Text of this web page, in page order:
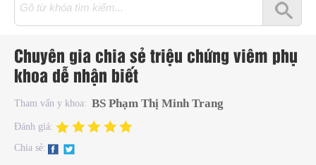
Chuyên gia chia sẻ triệu chứng viêm phụ
khoa dễ nhận biết
Tham vấn y khoa: BS Phạm Thị Minh Trang
Đánh giá:
Chia sẻ: